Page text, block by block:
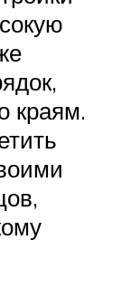
краям.